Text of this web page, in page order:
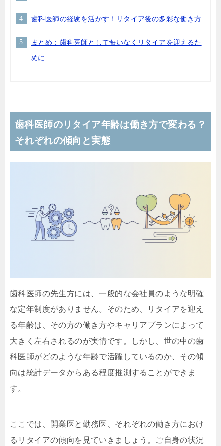
歯科医師の経験を活かす！リタイア後の多彩な働き方
まとめ：歯科医師として悔いなくリタイアを迎えるた
めに
歯科医師のリタイア年齢は働き方で変わる？
それぞれの傾向と実態
歯科医師の先生方には、一般的な会社員のような明確
な定年制度がありません。そのため、リタイアを迎え
る年齢は、その方の働き方やキャリアプランによって
大きく左右されるのが実情です。しかし、世の中の歯
科医師がどのような年齢で活躍しているのか、その傾
向は統計データからある程度推測することができま
す。
ここでは、開業医と勤務医、それぞれの働き方におけ
るリタイアの傾向を見ていきましょう。ご自身の状況